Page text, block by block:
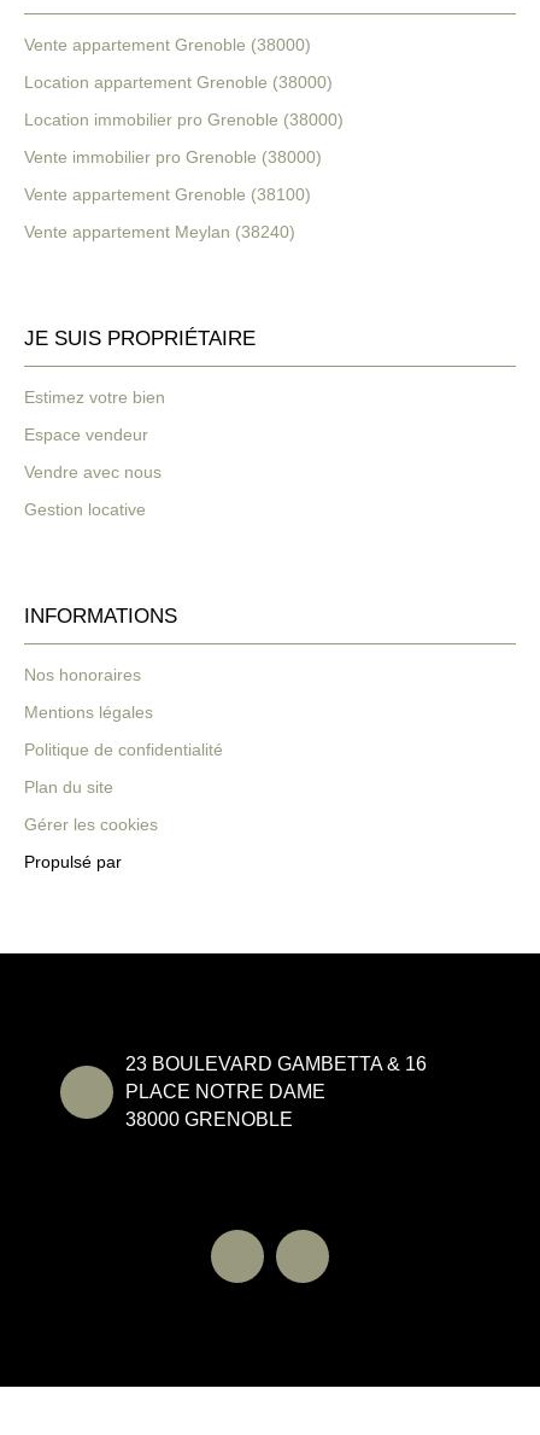
Vente appartement Grenoble (38000)
Location appartement Grenoble (38000)
Location immobilier pro Grenoble (38000)
Vente immobilier pro Grenoble (38000)
Vente appartement Grenoble (38100)
Vente appartement Meylan (38240)
JE SUIS PROPRIÉTAIRE
Estimez votre bien
Espace vendeur
Vendre avec nous
Gestion locative
INFORMATIONS
Nos honoraires
Mentions légales
Politique de confidentialité
Plan du site
Gérer les cookies
Propulsé par
23 BOULEVARD GAMBETTA & 16
PLACE NOTRE DAME
38000 GRENOBLE